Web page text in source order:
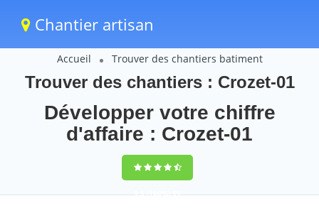
Chantier artisan
Accueil Trouver des chantiers batiment
Trouver des chantiers : Crozet-01
Développer votre chiffre
d'affaire : Crozet-01
9,5(100%)59